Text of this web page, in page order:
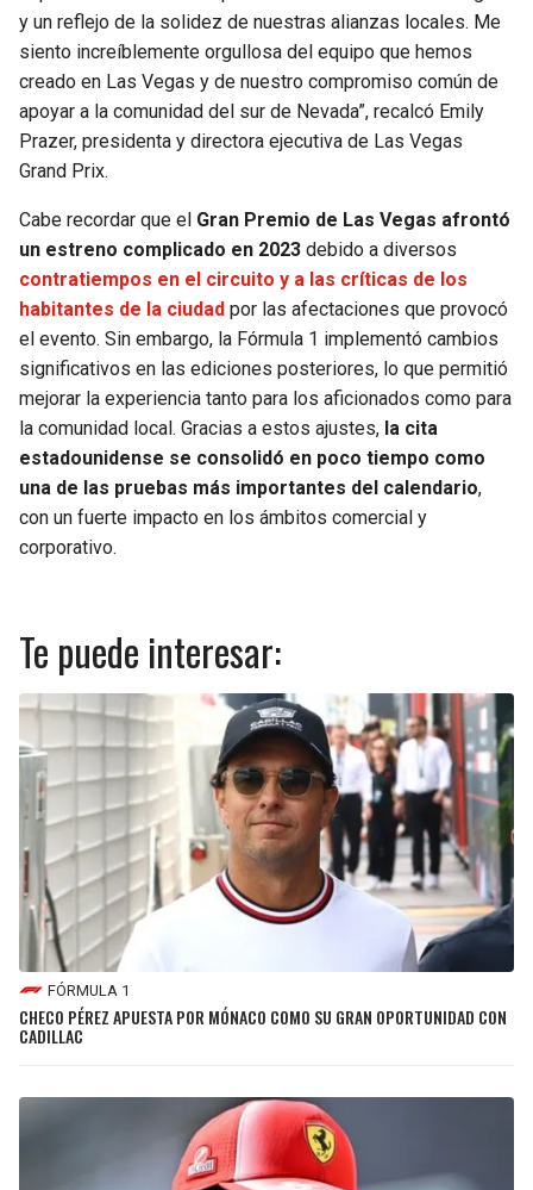
y un reflejo de la solidez de nuestras alianzas locales. Me
siento increíblemente orgullosa del equipo que hemos
creado en Las Vegas y de nuestro compromiso común de
apoyar a la comunidad del sur de Nevada”, recalcó Emily
Prazer, presidenta y directora ejecutiva de Las Vegas
Grand Prix.
Cabe recordar que el Gran Premio de Las Vegas afrontó
un estreno complicado en 2023 debido a diversos
contratiempos en el circuito y a las críticas de los
habitantes de la ciudad por las afectaciones que provocó
el evento. Sin embargo, la Fórmula 1 implementó cambios
significativos en las ediciones posteriores, lo que permitió
mejorar la experiencia tanto para los aficionados como para
la comunidad local. Gracias a estos ajustes, la cita
estadounidense se consolidó en poco tiempo como
una de las pruebas más importantes del calendario,
con un fuerte impacto en los ámbitos comercial y
corporativo.
Te puede interesar:
FÓRMULA 1
CHECO PÉREZ APUESTA POR MÓNACO COMO SU GRAN OPORTUNIDAD CON
CADILLAC